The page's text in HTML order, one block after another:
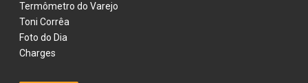
Termômetro do Varejo
Toni Corrêa
Foto do Dia
Charges